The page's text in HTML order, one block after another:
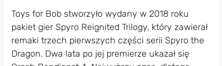
Toys for Bob stworzyło wydany w 2018 roku
pakiet gier Spyro Reignited Trilogy, który zawierał
remaki trzech pierwszych części serii Spyro the
Dragon. Dwa lata po jej premierze ukazał się